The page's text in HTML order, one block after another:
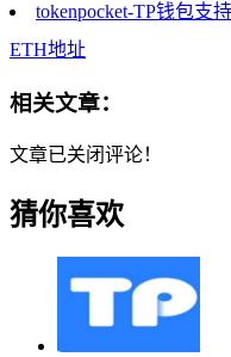
tokenpocket-TP钱包支
ETH地址
相关文章：
文章已关闭评论！
猜你喜欢